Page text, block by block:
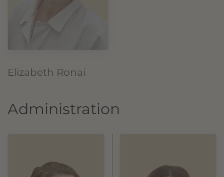
Elizabeth Ronai
Administration